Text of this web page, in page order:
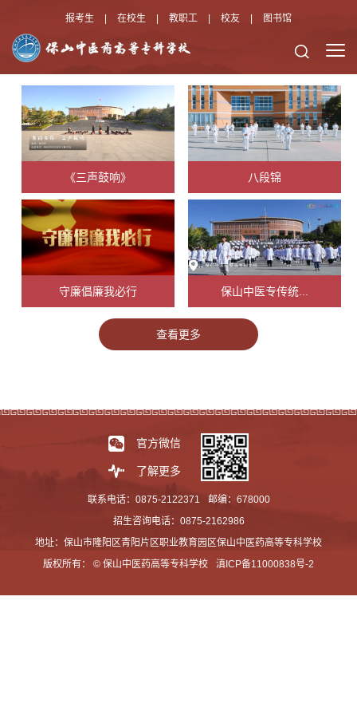
报考生 在校生 教职工 校友 图书馆
八段锦
《三声鼓响》
保山中医专传统...
守廉倡廉我必行
查看更多
官方微信
了解更多
联系电话：0875-2122371
邮编：678000
招生咨询电话：0875-2162986
地址：保山市隆阳区青阳片区职业教育园区保山中医药高等专科学校
版权所有： © 保山中医药高等专科学校
滇ICP备11000838号-2